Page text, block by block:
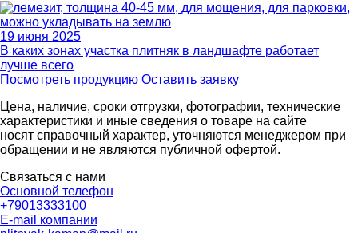
19 июня 2025
В каких зонах участка плитняк в ландшафте работает
лучше всего
Посмотреть продукцию Оставить заявку
Цена, наличие, сроки отгрузки, фотографии, технические
характеристики и иные сведения о товаре на сайте
носят справочный характер, уточняются менеджером при
обращении и не являются публичной офертой.
Связаться с нами
Основной телефон
+79013333100
E-mail компании